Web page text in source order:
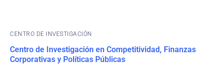
CENTRO DE INVESTIGACIÓN
Centro de Investigación en Competitividad, Finanzas
Corporativas y Políticas Públicas